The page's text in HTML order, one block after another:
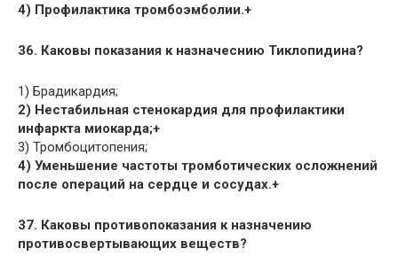
4) Профилактика тромбоэмболии.+
36. Каковы показания к назначеснию Тиклопидина?
1) Брадикардия;
2) Нестабильная стенокардия для профилактики
инфаркта миокарда;+
3) Тромбоцитопения;
4) Уменьшение частоты тромботических осложнений
после операций на сердце и сосудах.+
37. Каковы противопоказания к назначению
противосвертывающих веществ?